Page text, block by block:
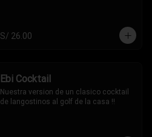
S/ 26.00
Ebi Cocktail
Nuestra version de un clasico cocktail
de langostinos al golf de la casa !!